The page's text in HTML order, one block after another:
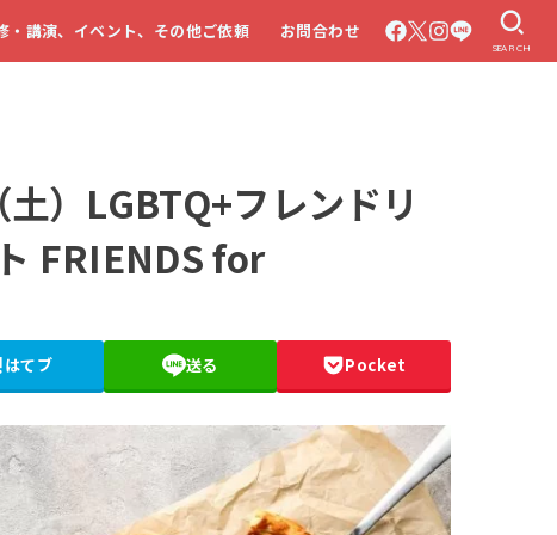
・講演、イベント、その他ご依頼 お問合わせ
SEARCH
）LGBTQ+フレンドリ
FRIENDS for
はてブ 送る Pocket